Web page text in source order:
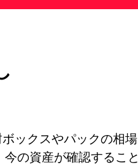
ックスやパックの相場
の資産が確認すること